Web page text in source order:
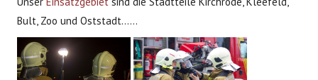
Bult, Zoo und Oststadt……